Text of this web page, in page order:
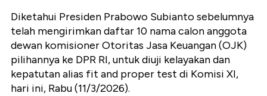
Diketahui Presiden Prabowo Subianto sebelumnya
telah mengirimkan daftar 10 nama calon anggota
dewan komisioner Otoritas Jasa Keuangan (OJK)
pilihannya ke DPR RI, untuk diuji kelayakan dan
kepatutan alias fit and proper test di Komisi XI,
hari ini, Rabu (11/3/2026).